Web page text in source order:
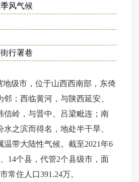
风气候
行署巷
地级市，位于山西西南部，东倚
；西临黄河，与陕西延安、
信岭，与晋中、吕梁毗连；南
之滨而得名，地处半干旱、
带大陆性气候。截至2021年6
14个县，代管2个县级市，面
常住人口391.24万。